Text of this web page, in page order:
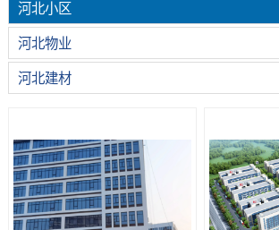
河北小区
河北物业
河北建材